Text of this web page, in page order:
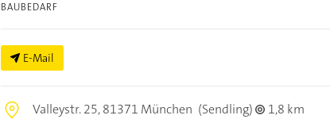
BAUBEDARF
E-Mail
Valleystr. 25,81371 München (Sendling)
1,8 km